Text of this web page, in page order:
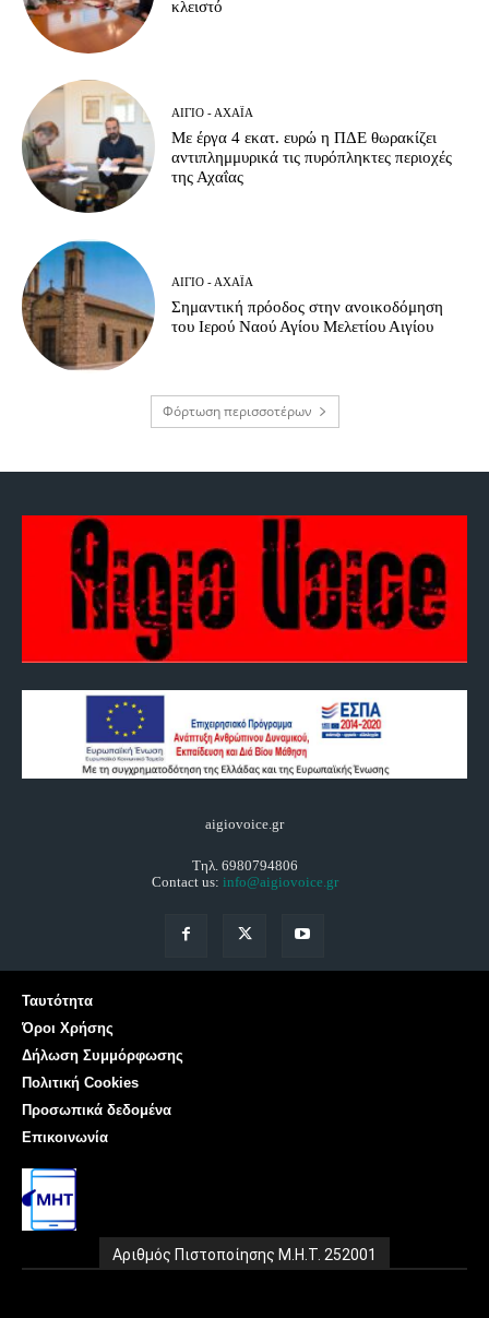
κλειστό
ΑΊΓΙΟ - ΑΧΑΪ́Α
Με έργα 4 εκατ. ευρώ η ΠΔΕ θωρακίζει
αντιπλημμυρικά τις πυρόπληκτες περιοχές
της Αχαΐας
ΑΊΓΙΟ - ΑΧΑΪ́Α
Σημαντική πρόοδος στην ανοικοδόμηση
του Ιερού Ναού Αγίου Μελετίου Αιγίου
Φόρτωση περισσοτέρων
aigiovoice.gr
Τηλ. 6980794806
Contact us: info@aigiovoice.gr
Ταυτότητα
Όροι Χρήσης
Δήλωση Συμμόρφωσης
Πολιτική Cookies
Προσωπικά δεδομένα
Επικοινωνία
Αριθμός Πιστοποίησης Μ.Η.Τ. 252001